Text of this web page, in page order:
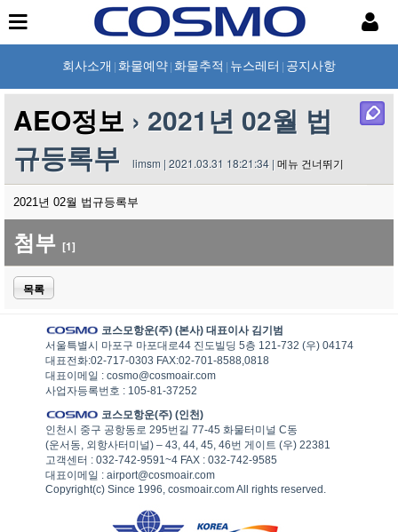
회사소개 화물예약 화물추적 뉴스레터 공지사항
AEO정보 › 2021년 02월 법
규등록부
limsm | 2021.03.31 18:21:34 | 메뉴 건너뛰기
2021년 02월 법규등록부
첨부 [1]
목록
코스모항운(주) (본사) 대표이사 김기범
서울특별시 마포구 마포대로44 진도빌딩 5층 121-732 (우) 04174
대표전화:02-717-0303 FAX:02-701-8588,0818
대표이메일 : cosmo@cosmoair.com
사업자등록번호 : 105-81-37252
코스모항운(주) (인천)
인천시 중구 공항동로 295번길 77-45 화물터미널 C동
(운서동, 외항사터미널) – 43, 44, 45, 46번 게이트 (우) 22381
고객센터 : 032-742-9591~4 FAX : 032-742-9585
대표이메일 : airport@cosmoair.com
Copyright(c) Since 1996, cosmoair.com All rights reserved.